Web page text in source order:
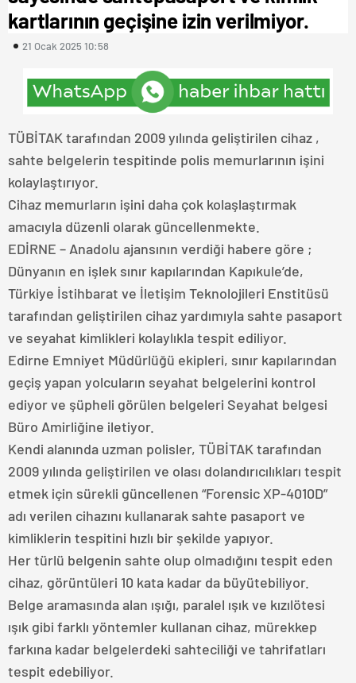
kartlarının geçişine izin verilmiyor.
21 Ocak 2025 10:58
TÜBİTAK tarafından 2009 yılında geliştirilen cihaz ,
sahte belgelerin tespitinde polis memurlarının işini
kolaylaştırıyor.
Cihaz memurların işini daha çok kolaşlaştırmak
amacıyla düzenli olarak güncellenmekte.
EDİRNE – Anadolu ajansının verdiği habere göre ;
Dünyanın en işlek sınır kapılarından Kapıkule’de,
Türkiye İstihbarat ve İletişim Teknolojileri Enstitüsü
tarafından geliştirilen cihaz yardımıyla sahte pasaport
ve seyahat kimlikleri kolaylıkla tespit ediliyor.
Edirne Emniyet Müdürlüğü ekipleri, sınır kapılarından
geçiş yapan yolcuların seyahat belgelerini kontrol
ediyor ve şüpheli görülen belgeleri Seyahat belgesi
Büro Amirliğine iletiyor.
Kendi alanında uzman polisler, TÜBİTAK tarafından
2009 yılında geliştirilen ve olası dolandırıcılıkları tespit
etmek için sürekli güncellenen “Forensic XP-4010D”
adı verilen cihazını kullanarak sahte pasaport ve
kimliklerin tespitini hızlı bir şekilde yapıyor.
Her türlü belgenin sahte olup olmadığını tespit eden
cihaz, görüntüleri 10 kata kadar da büyütebiliyor.
Belge aramasında alan ışığı, paralel ışık ve kızılötesi
ışık gibi farklı yöntemler kullanan cihaz, mürekkep
farkına kadar belgelerdeki sahteciliği ve tahrifatları
tespit edebiliyor.